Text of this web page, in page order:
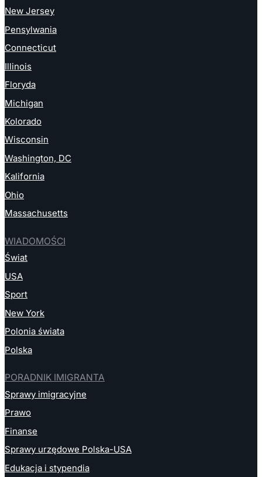
New Jersey
Pensylwania
Connecticut
Illinois
Floryda
Michigan
Kolorado
Wisconsin
Washington, DC
Kalifornia
Ohio
Massachusetts
WIADOMOŚCI
Świat
USA
Sport
New York
Polonia świata
Polska
PORADNIK IMIGRANTA
Sprawy imigracyjne
Prawo
Finanse
Sprawy urzędowe Polska-USA
Edukacja i stypendia